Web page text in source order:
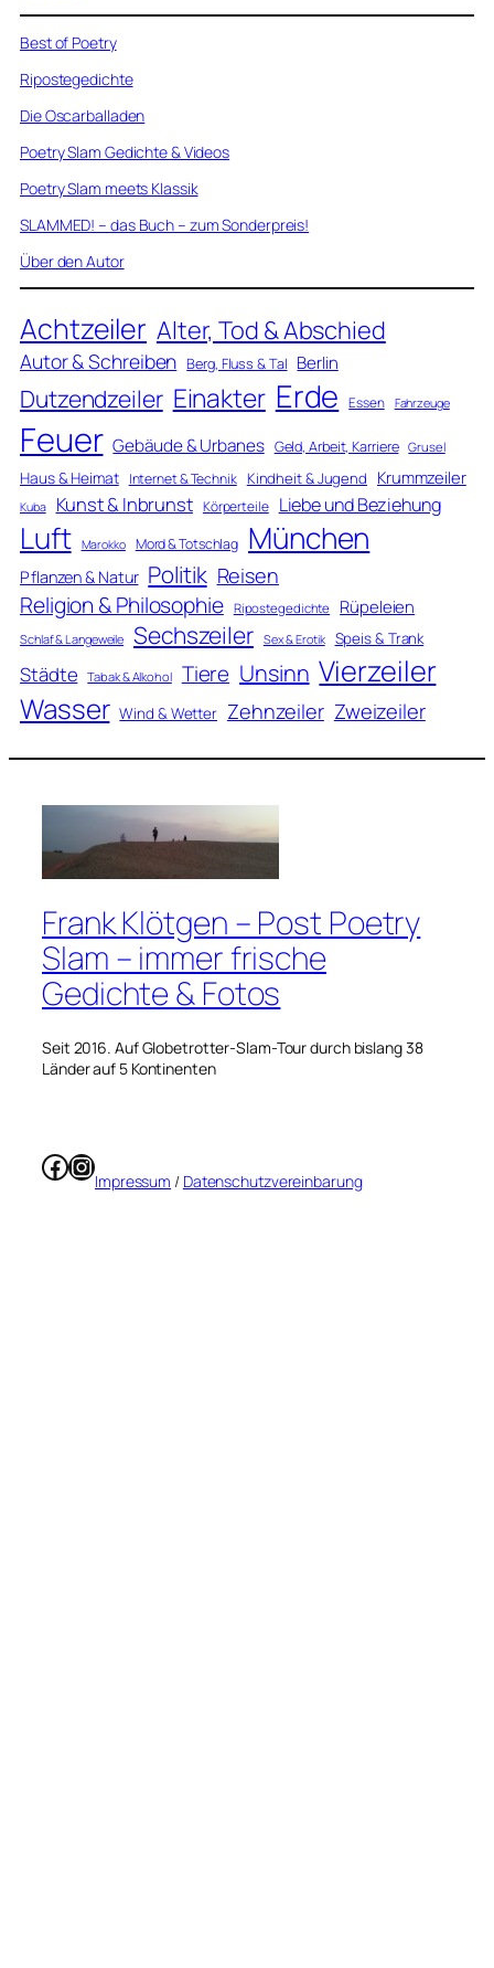
Best of Poetry
Ripostegedichte
Die Oscarballaden
Poetry Slam Gedichte & Videos
Poetry Slam meets Klassik
SLAMMED! – das Buch – zum Sonderpreis!
Über den Autor
Achtzeiler Alter, Tod & Abschied
Autor & Schreiben Berg, Fluss & Tal Berlin
Dutzendzeiler Einakter Erde Essen Fahrzeuge
Feuer Gebäude & Urbanes Geld, Arbeit, Karriere Grusel
Haus & Heimat Internet & Technik Kindheit & Jugend Krummzeiler
Kuba Kunst & Inbrunst Körperteile Liebe und Beziehung
Luft Marokko Mord & Totschlag München
Pflanzen & Natur Politik Reisen
Religion & Philosophie Ripostegedichte Rüpeleien
Schlaf & Langeweile Sechszeiler Sex & Erotik Speis & Trank
Städte Tabak & Alkohol Tiere Unsinn Vierzeiler
Wasser Wind & Wetter Zehnzeiler Zweizeiler
Frank Klötgen – Post Poetry
Slam – immer frische
Gedichte & Fotos
Seit 2016. Auf Globetrotter-Slam-Tour durch bislang 38
Länder auf 5 Kontinenten
Facebook
Instagram
Impressum / Datenschutzvereinbarung